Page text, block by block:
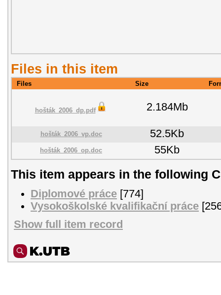
Files in this item
Files Size
hošták_2006_dp.pdf 2.184Mb
hošták_2006_vp.doc 52.5Kb
hošták_2006_op.doc 55Kb
This item appears in the following
Diplomové práce [774]
Vysokoškolské kvalifikační práce
Show full item record